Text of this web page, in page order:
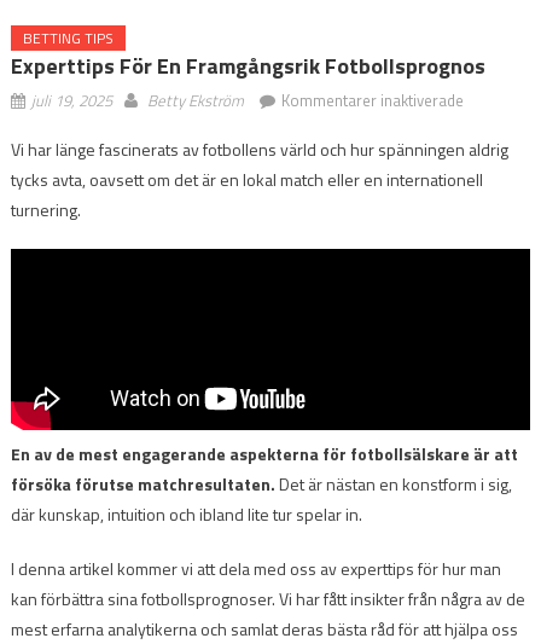
BETTING TIPS
Experttips För En Framgångsrik Fotbollsprognos
juli 19, 2025 Betty Ekström Kommentarer inaktiveradeför
för
en
Vi har länge fascinerats av fotbollens värld och hur spänningen aldrig
tycks avta, oavsett om det är en lokal match eller en internationell
turnering.
En av de mest engagerande aspekterna för fotbollsälskare är att
försöka förutse matchresultaten.Det är nästan en konstform i sig,
där kunskap, intuition och ibland lite tur spelar in.
I denna artikel kommer vi att dela med oss av experttips för hur man
kan förbättra sina fotbollsprognoser. Vi har fått insikter från några av de
mest erfarna analytikerna och samlat deras bästa råd för att hjälpa oss